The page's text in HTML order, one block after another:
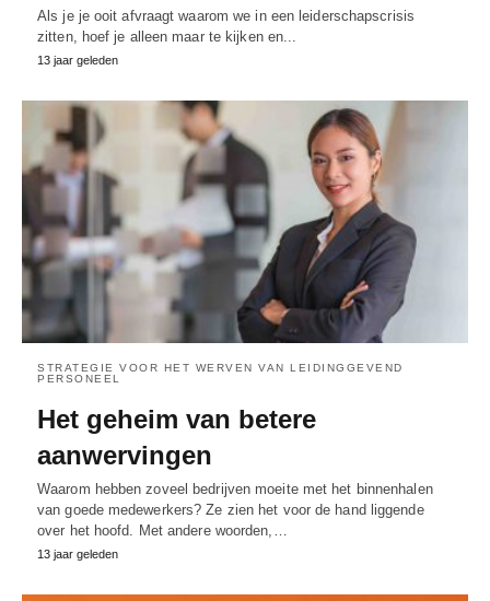
Als je je ooit afvraagt waarom we in een leiderschapscrisis
zitten, hoef je alleen maar te kijken en...
13 jaar geleden
STRATEGIE VOOR HET WERVEN VAN LEIDINGGEVEND
PERSONEEL
Het geheim van betere
aanwervingen
Waarom hebben zoveel bedrijven moeite met het binnenhalen
van goede medewerkers? Ze zien het voor de hand liggende
over het hoofd. Met andere woorden,…
13 jaar geleden